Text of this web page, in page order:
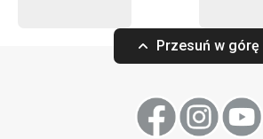
Przesuń w górę